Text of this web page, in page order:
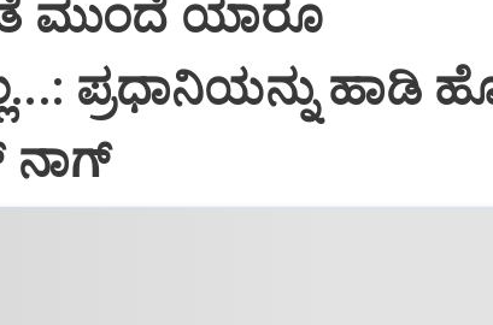
ಮುಂದೆ ಯಾರೂ
ಪ್ರಧಾನಿಯನ್ನು ಹಾಡಿ